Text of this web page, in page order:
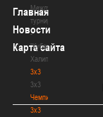
Международный
турнир
-
"Кубок
Халипского"
3x3
3x3
Чемпионат
3х3
Главная
Новости
Карта сайта